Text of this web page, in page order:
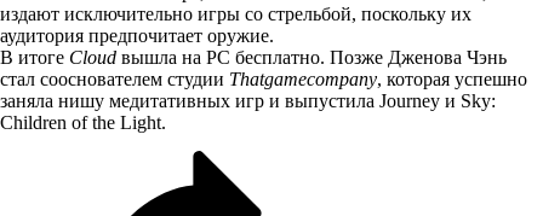
издают исключительно игры со стрельбой, поскольку их
аудитория предпочитает оружие.
В итоге Cloud вышла на PC бесплатно. Позже Дженова Чэнь
стал сооснователем студии Thatgamecompany, которая успешно
заняла нишу медитативных игр и выпустила Journey и Sky:
Children of the Light.